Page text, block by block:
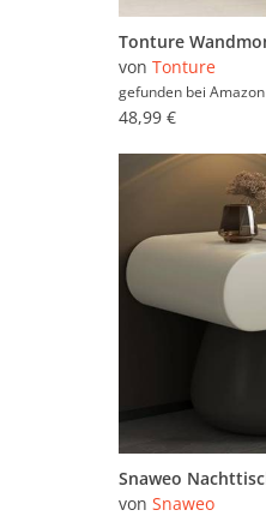
von Tonture
gefunden bei Amazon
48,99 €
von Snaweo